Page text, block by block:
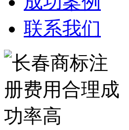
联系我们